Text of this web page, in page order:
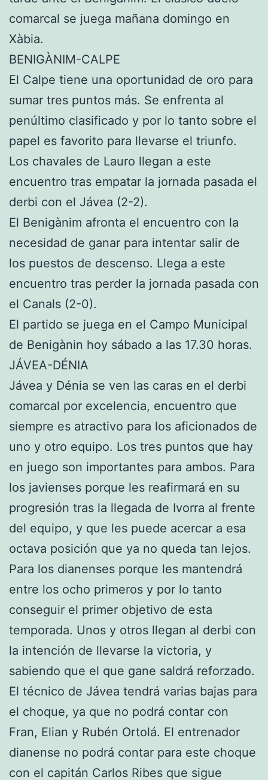
comarcal se juega mañana domingo en
Xàbia.
BENIGÀNIM-CALPE
El Calpe tiene una oportunidad de oro para
sumar tres puntos más. Se enfrenta al
penúltimo clasificado y por lo tanto sobre el
papel es favorito para llevarse el triunfo.
Los chavales de Lauro llegan a este
encuentro tras empatar la jornada pasada el
derbi con el Jávea (2-2).
El Benigànim afronta el encuentro con la
necesidad de ganar para intentar salir de
los puestos de descenso. Llega a este
encuentro tras perder la jornada pasada con
el Canals (2-0).
El partido se juega en el Campo Municipal
de Benigànin hoy sábado a las 17.30 horas.
JÁVEA-DÉNIA
Jávea y Dénia se ven las caras en el derbi
comarcal por excelencia, encuentro que
siempre es atractivo para los aficionados de
uno y otro equipo. Los tres puntos que hay
en juego son importantes para ambos. Para
los javienses porque les reafirmará en su
progresión tras la llegada de Ivorra al frente
del equipo, y que les puede acercar a esa
octava posición que ya no queda tan lejos.
Para los dianenses porque les mantendrá
entre los ocho primeros y por lo tanto
conseguir el primer objetivo de esta
temporada. Unos y otros llegan al derbi con
la intención de llevarse la victoria, y
sabiendo que el que gane saldrá reforzado.
El técnico de Jávea tendrá varias bajas para
el choque, ya que no podrá contar con
Fran, Elian y Rubén Ortolá. El entrenador
dianense no podrá contar para este choque
con el capitán Carlos Ribes que sigue